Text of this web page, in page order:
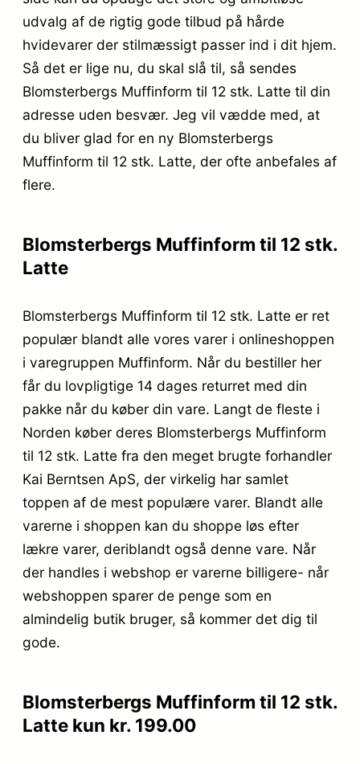
udvalg af de rigtig gode tilbud på hårde
hvidevarer der stilmæssigt passer ind i dit hjem.
Så det er lige nu, du skal slå til, så sendes
Blomsterbergs Muffinform til 12 stk. Latte til din
adresse uden besvær. Jeg vil vædde med, at
du bliver glad for en ny Blomsterbergs
Muffinform til 12 stk. Latte, der ofte anbefales af
flere.
Blomsterbergs Muffinform til 12 stk.
Latte
Blomsterbergs Muffinform til 12 stk. Latte er ret
populær blandt alle vores varer i onlineshoppen
i varegruppen Muffinform. Når du bestiller her
får du lovpligtige 14 dages returret med din
pakke når du køber din vare. Langt de fleste i
Norden køber deres Blomsterbergs Muffinform
til 12 stk. Latte fra den meget brugte forhandler
Kai Berntsen ApS, der virkelig har samlet
toppen af de mest populære varer. Blandt alle
varerne i shoppen kan du shoppe løs efter
lækre varer, deriblandt også denne vare. Når
der handles i webshop er varerne billigere- når
webshoppen sparer de penge som en
almindelig butik bruger, så kommer det dig til
gode.
Blomsterbergs Muffinform til 12 stk.
Latte kun kr. 199.00